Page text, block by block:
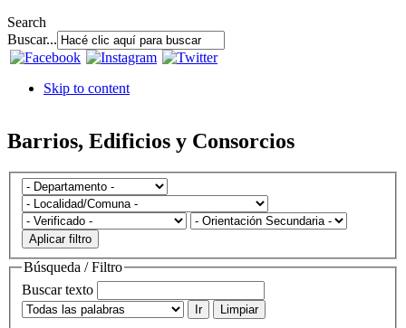
Search
Buscar...
Skip to content
Barrios, Edificios y Consorcios
Aplicar filtro
Búsqueda / Filtro
Buscar texto
Ir Limpiar